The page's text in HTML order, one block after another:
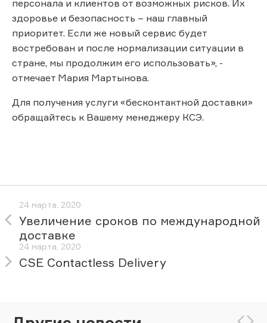
персонала и клиентов от возможных рисков. Их
здоровье и безопасность – наш главный
приоритет. Если же новый сервис будет
востребован и после нормализации ситуации в
стране, мы продолжим его использовать», -
отмечает Мария Мартынова.
Для получения услуги «бесконтактной доставки»
обращайтесь к Вашему менеджеру КСЭ.
24 марта, 2020
Увеличение сроков по международной
доставке
24 марта, 2020
CSE Contactless Delivery